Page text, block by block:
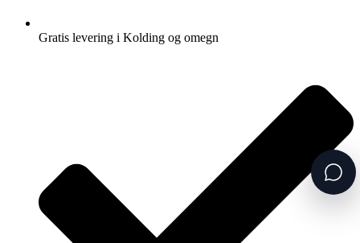
Gratis levering i Kolding og omegn